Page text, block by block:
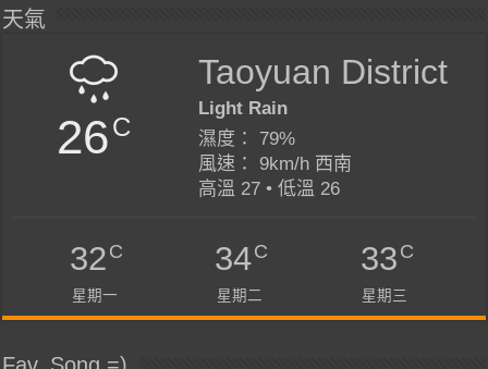
天氣
26C
Taoyuan District
Light Rain
濕度： 79%
風速： 9km/h 西南
高溫 27 • 低溫 26
32C
星期一
34C
星期二
33C
星期三